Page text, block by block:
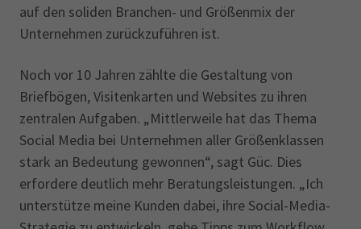
auf den soliden Branchen- und Größenmix der
Unternehmen zurückzuführen ist.
Noch vor 10 Jahren zählte die Gestaltung von
Briefbögen, Visitenkarten und Websites zu ihren
zentralen Aufgaben. „Mittlerweile hat das Thema
Social Media bei Unternehmen aller Größenklassen
stark an Bedeutung gewonnen“, sagt Güc. Dies
erfordere deutlich mehr Beratungsleistungen. „Ich
unterstütze meine Kunden dabei, ihre Social-Media-